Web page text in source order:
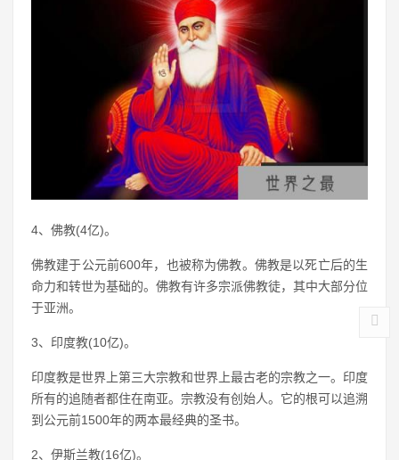
4、佛教(4亿)。
佛教建于公元前600年，也被称为佛教。佛教是以死亡后的生
命力和转世为基础的。佛教有许多宗派佛教徒，其中大部分位
于亚洲。
3、印度教(10亿)。
印度教是世界上第三大宗教和世界上最古老的宗教之一。印度
所有的追随者都住在南亚。宗教没有创始人。它的根可以追溯
到公元前1500年的两本最经典的圣书。
2、伊斯兰教(16亿)。